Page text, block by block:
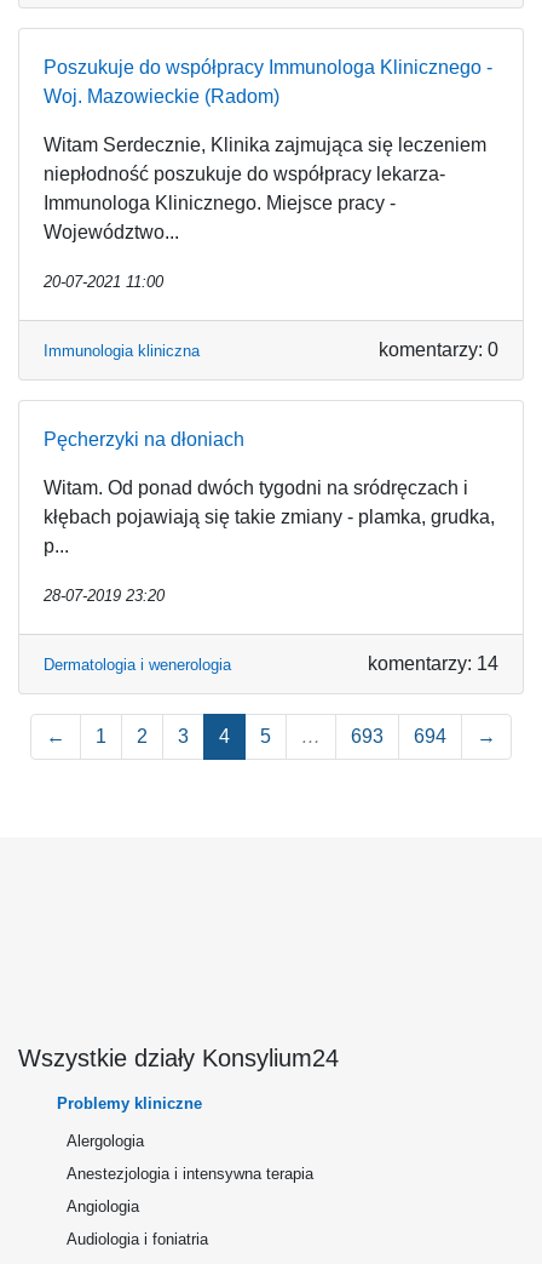
Poszukuje do współpracy Immunologa Klinicznego -
Woj. Mazowieckie (Radom)
Witam Serdecznie, Klinika zajmująca się leczeniem
niepłodność poszukuje do współpracy lekarza-
Immunologa Klinicznego. Miejsce pracy -
Województwo...
20-07-2021 11:00
Immunologia kliniczna komentarzy: 0
Pęcherzyki na dłoniach
Witam. Od ponad dwóch tygodni na sródręczach i
kłębach pojawiają się takie zmiany - plamka, grudka,
p...
28-07-2019 23:20
Dermatologia i wenerologia komentarzy: 14
← 1 2 3 4 5 … 693 694 →
Wszystkie działy Konsylium24
Problemy kliniczne
Alergologia
Anestezjologia i intensywna terapia
Angiologia
Audiologia i foniatria